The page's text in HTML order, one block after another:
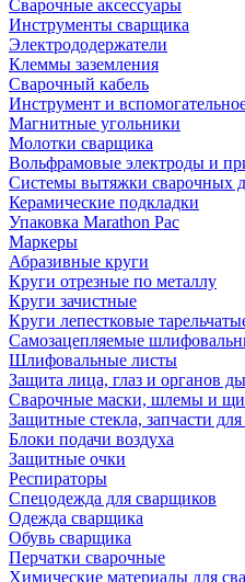
Сварочные аксессуары
Инструменты сварщика
Электрододержатели
Клеммы заземления
Сварочный кабель
Инструмент и
Магнитные угольники
Молотки сварщика
Вольфрамовые электроды и
Системы вытяжки сварочных
Керамические подкладки
Упаковка Marathon Pac
Маркеры
Абразивные круги
Круги отрезные по металлу
Круги зачистные
Круги лепестковые
Самозацепляемые
Шлифовальные листы
Защита лица, глаз и органов
Сварочные маски, шлемы и
Защитные стекла, запчасти
Блоки подачи воздуха
Защитные очки
Респираторы
Спецодежда для сварщиков
Одежда сварщика
Обувь сварщика
Перчатки сварочные
Химические материалы для